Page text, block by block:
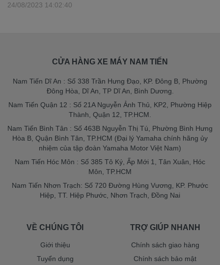
24/08/2023 14:02:40
CỬA HÀNG XE MÁY NAM TIẾN
Nam Tiến Dĩ An : Số 338 Trần Hưng Đạo, KP. Đông B, Phường
Đông Hòa, Dĩ An, TP Dĩ An, Bình Dương.
Nam Tiến Quận 12 : Số 21A Nguyễn Ảnh Thủ, KP2, Phường Hiệp
Thành, Quận 12, TP.HCM.
Nam Tiến Bình Tân : Số 463B Nguyễn Thị Tú, Phường Bình Hưng
Hòa B, Quận Bình Tân, TP.HCM (Đại lý Yamaha chính hãng ủy
nhiệm của tập đoàn Yamaha Motor Việt Nam)
Nam Tiến Hóc Môn : Số 385 Tô Ký, Ấp Mới 1, Tân Xuân, Hóc
Môn, TP.HCM
Nam Tiến Nhơn Trạch: Số 720 Đường Hùng Vương, KP. Phước
Hiệp, TT. Hiệp Phước, Nhơn Trạch, Đồng Nai
VỀ CHÚNG TÔI
Giới thiệu
Tuyển dụng
TRỢ GIÚP NHANH
Chính sách giao hàng
Chính sách bảo mật